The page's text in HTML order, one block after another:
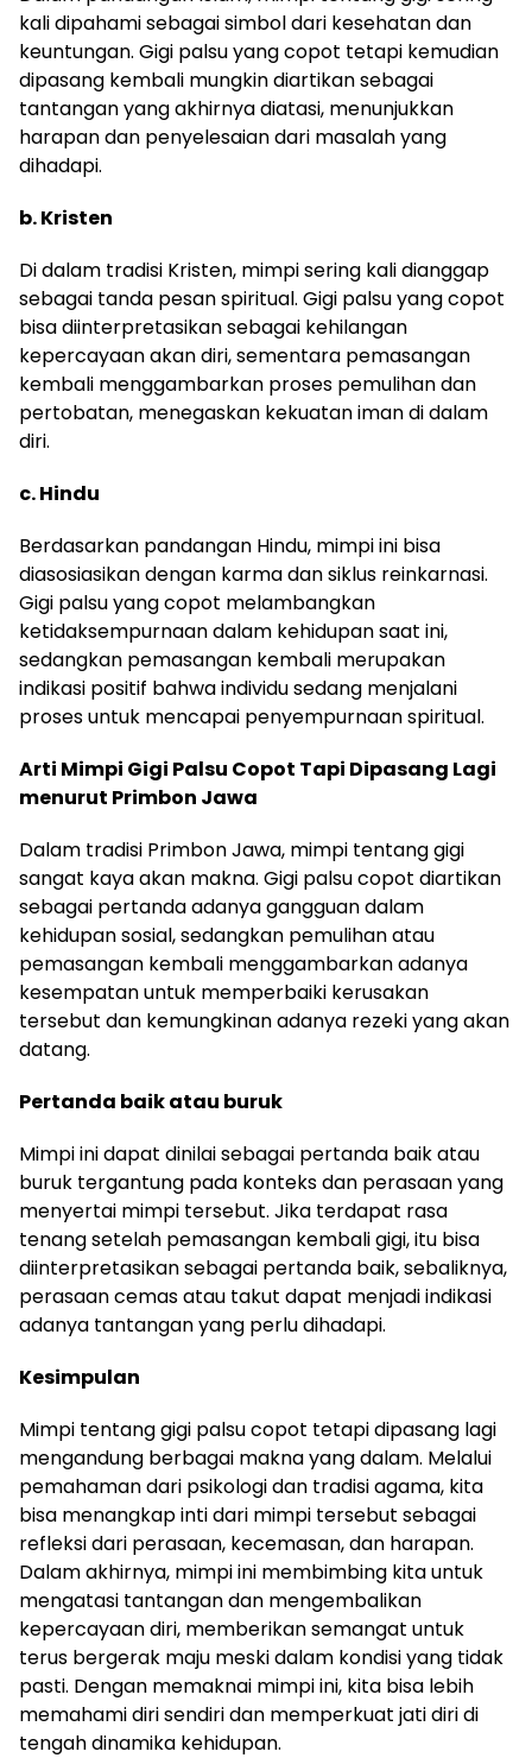
kali dipahami sebagai simbol dari kesehatan dan
keuntungan. Gigi palsu yang copot tetapi kemudian
dipasang kembali mungkin diartikan sebagai
tantangan yang akhirnya diatasi, menunjukkan
harapan dan penyelesaian dari masalah yang
dihadapi.
b. Kristen
Di dalam tradisi Kristen, mimpi sering kali dianggap
sebagai tanda pesan spiritual. Gigi palsu yang copot
bisa diinterpretasikan sebagai kehilangan
kepercayaan akan diri, sementara pemasangan
kembali menggambarkan proses pemulihan dan
pertobatan, menegaskan kekuatan iman di dalam
diri.
c. Hindu
Berdasarkan pandangan Hindu, mimpi ini bisa
diasosiasikan dengan karma dan siklus reinkarnasi.
Gigi palsu yang copot melambangkan
ketidaksempurnaan dalam kehidupan saat ini,
sedangkan pemasangan kembali merupakan
indikasi positif bahwa individu sedang menjalani
proses untuk mencapai penyempurnaan spiritual.
Arti Mimpi Gigi Palsu Copot Tapi Dipasang Lagi
menurut Primbon Jawa
Dalam tradisi Primbon Jawa, mimpi tentang gigi
sangat kaya akan makna. Gigi palsu copot diartikan
sebagai pertanda adanya gangguan dalam
kehidupan sosial, sedangkan pemulihan atau
pemasangan kembali menggambarkan adanya
kesempatan untuk memperbaiki kerusakan
tersebut dan kemungkinan adanya rezeki yang akan
datang.
Pertanda baik atau buruk
Mimpi ini dapat dinilai sebagai pertanda baik atau
buruk tergantung pada konteks dan perasaan yang
menyertai mimpi tersebut. Jika terdapat rasa
tenang setelah pemasangan kembali gigi, itu bisa
diinterpretasikan sebagai pertanda baik, sebaliknya,
perasaan cemas atau takut dapat menjadi indikasi
adanya tantangan yang perlu dihadapi.
Kesimpulan
Mimpi tentang gigi palsu copot tetapi dipasang lagi
mengandung berbagai makna yang dalam. Melalui
pemahaman dari psikologi dan tradisi agama, kita
bisa menangkap inti dari mimpi tersebut sebagai
refleksi dari perasaan, kecemasan, dan harapan.
Dalam akhirnya, mimpi ini membimbing kita untuk
mengatasi tantangan dan mengembalikan
kepercayaan diri, memberikan semangat untuk
terus bergerak maju meski dalam kondisi yang tidak
pasti. Dengan memaknai mimpi ini, kita bisa lebih
memahami diri sendiri dan memperkuat jati diri di
tengah dinamika kehidupan.